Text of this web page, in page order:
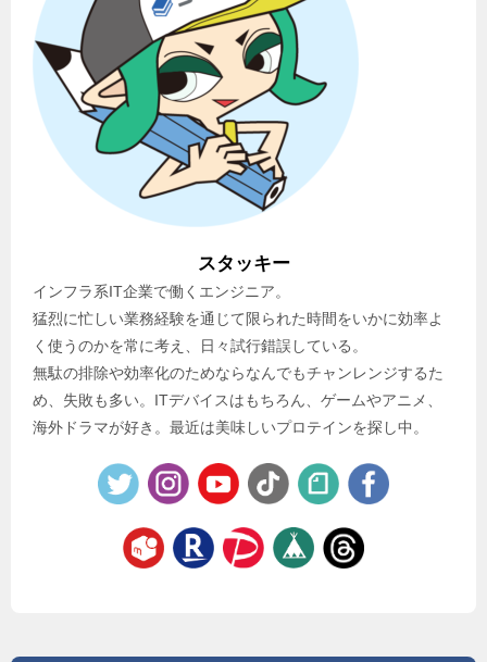
スタッキー
インフラ系IT企業で働くエンジニア。
猛烈に忙しい業務経験を通じて限られた時間をいかに効率よ
く使うのかを常に考え、日々試行錯誤している。
無駄の排除や効率化のためならなんでもチャンレンジするた
め、失敗も多い。ITデバイスはもちろん、ゲームやアニメ、
海外ドラマが好き。最近は美味しいプロテインを探し中。